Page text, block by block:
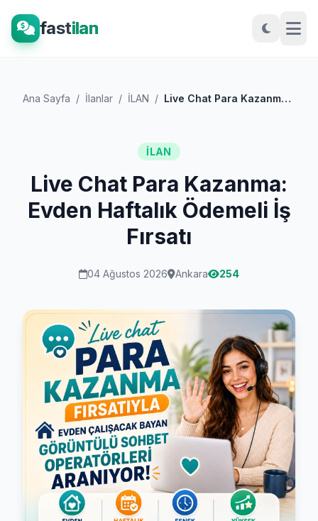
fastilan
Ana Sayfa / İlanlar / İLAN / Live Chat Para Kazanma: Evden Haftalık Ö...
İLAN
Live Chat Para Kazanma:
Evden Haftalık Ödemeli İş
Fırsatı
04 Ağustos 2026 Ankara 254